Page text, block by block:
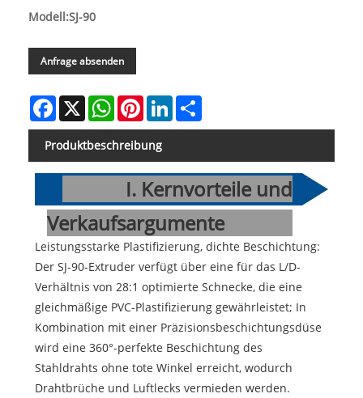
Modell:SJ-90
Anfrage absenden
Facebook
X WhatsAppPinterestLinkedIn
Produktbeschreibung
I. Kernvorteile und
Verkaufsargumente
Leistungsstarke Plastifizierung, dichte Beschichtung:
Der SJ-90-Extruder verfügt über eine für das L/D-
Verhältnis von 28:1 optimierte Schnecke, die eine
gleichmäßige PVC-Plastifizierung gewährleistet; In
Kombination mit einer Präzisionsbeschichtungsdüse
wird eine 360°-perfekte Beschichtung des
Stahldrahts ohne tote Winkel erreicht, wodurch
Drahtbrüche und Luftlecks vermieden werden.